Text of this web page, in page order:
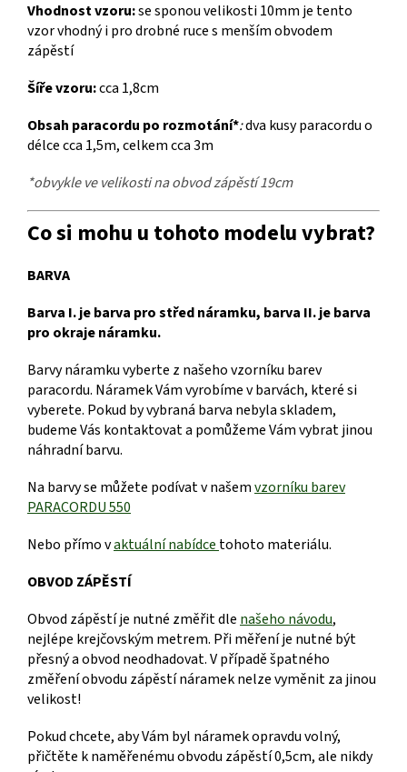
Vhodnost vzoru:se sponou velikosti 10mm je tento
vzor vhodný i pro drobné ruce s menším obvodem
zápěstí
Šíře vzoru:cca 1,8cm
Obsah paracordu po rozmotání*:dva kusy paracordu o
délce cca 1,5m, celkem cca 3m
*obvykle ve velikosti na obvod zápěstí 19cm
Co si mohu u tohoto modelu vybrat?
BARVA
Barva I. je barva pro střed náramku, barva II. je barva
pro okraje náramku.
Barvy náramku vyberte z našeho vzorníku barev
paracordu. Náramek Vám vyrobíme v barvách, které si
vyberete. Pokud by vybraná barva nebyla skladem,
budeme Vás kontaktovat a pomůžeme Vám vybrat jinou
náhradní barvu.
Na barvy se můžete podívat v našemvzorníku barev
PARACORDU 550
Nebo přímo vaktuální nabídce tohoto materiálu.
OBVOD ZÁPĚSTÍ
Obvod zápěstí je nutné změřit dle našeho návodu,
nejlépe krejčovským metrem. Při měření je nutné být
přesný a obvod neodhadovat. V případě špatného
změření obvodu zápěstí náramek nelze vyměnit za jinou
velikost!
Pokud chcete, aby Vám byl náramek opravdu volný,
přičtěte k naměřenému obvodu zápěstí 0,5cm, ale nikdy